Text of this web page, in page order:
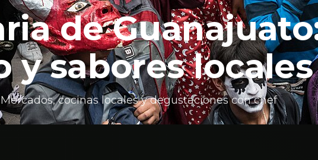
de
y sabores locales
cocinas locales y degustaciones con chef